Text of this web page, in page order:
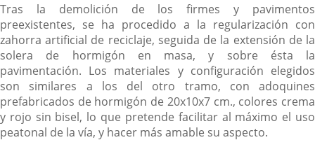
Tras la demolición de los firmes y pavimentos
preexistentes, se ha procedido a la regularización con
zahorra artificial de reciclaje, seguida de la extensión de la
solera de hormigón en masa, y sobre ésta la
pavimentación. Los materiales y configuración elegidos
son similares a los del otro tramo, con adoquines
prefabricados de hormigón de 20x10x7 cm., colores crema
y rojo sin bisel, lo que pretende facilitar al máximo el uso
peatonal de la vía, y hacer más amable su aspecto.